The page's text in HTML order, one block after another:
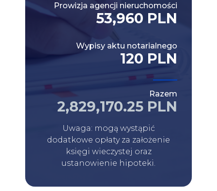
Prowizja agencji nieruchomości
53,960 PLN
Wypisy aktu notarialnego
120 PLN
Razem
2,829,170.25 PLN
Uwaga: mogą wystąpić
dodatkowe opłaty za założenie
księgi wieczystej oraz
ustanowienie hipoteki.